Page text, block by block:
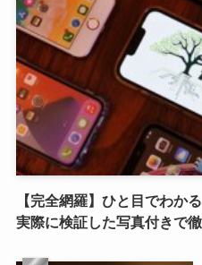
【完全網羅】ひと目でわか
実際に検証した写真付きで